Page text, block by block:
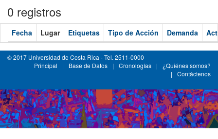
0 registros
Fecha Lugar Etiquetas Tipo de Acción Demanda
© 2017 Universidad de Costa Rica - Tel. 2511-0000
Principal
| Base de Datos | Cronologías |
¿Quiénes somos?
|
Contáctenos